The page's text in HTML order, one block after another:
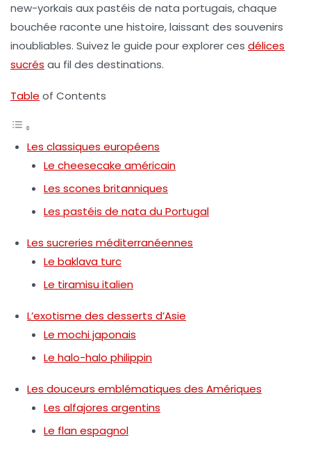
new-yorkais aux pastéis de nata portugais, chaque
bouchée raconte une histoire, laissant des souvenirs
inoubliables. Suivez le guide pour explorer ces délices
sucrés au fil des destinations.
Table of Contents
Les classiques européens
Le cheesecake américain
Les scones britanniques
Les pastéis de nata du Portugal
Les sucreries méditerranéennes
Le baklava turc
Le tiramisu italien
L’exotisme des desserts d’Asie
Le mochi japonais
Le halo-halo philippin
Les douceurs emblématiques des Amériques
Les alfajores argentins
Le flan espagnol